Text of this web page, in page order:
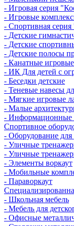
- Игровая серия
- Игровые
- Спортивная
- Детские
- Детские
- Детские полосы
- Канатные
- ИК Для детей с
- Беседки детские
- Теневые навесы
- Мягкие игровые
- Малые
- Информационные
Спортивное
- Оборудование
- Уличные
- Уличные
- Элементы воркаут
- Мобильные
- Параворкаут
- Школьная мебель
- Мебель для
- Офисные